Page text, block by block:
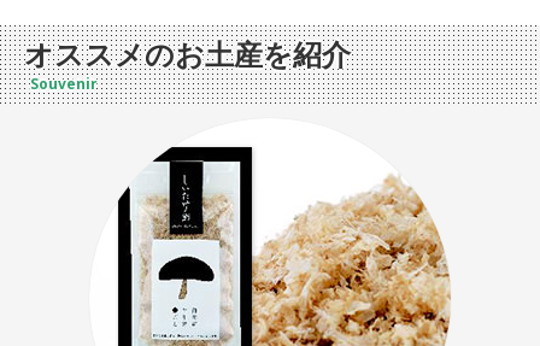
やからだ想いのおやつ、和の味から洋の味まで盛
り沢山なこだわりの“味”の数々をご用意しており
ます。また、龍神村の作家さんをはじめ県内で活
躍している職人さんの商品・作品を取り扱ってお
ちなみ、護摩木を積み上げた独得の形に設計して
います。展望台からは大台・大峰をはじめとした
美しい山並みの他、見通しの良い日には紀伊水道
の島々も望むことが出来ます。
●展望塔入り口付近で標高1,282ｍ、展望室内で
1,306ｍです。●紀伊山地の山々を眼下に望む360
度のパノラマをお楽しみいただけます。●空気が
澄んでいる日はきらきらと輝く紀伊水道、さらに
は四国までも望むことが出来ます。●中庭には御
オススメのお土産を紹介
Souvenir